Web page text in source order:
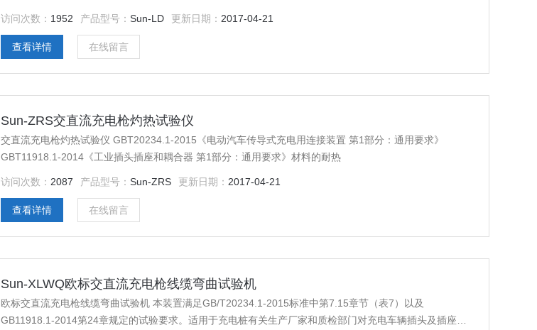
访问次数： 1952 产品型号：Sun-LD 更新日期： 2017-04-21
查看详情 在线留言
Sun-ZRS交直流充电枪灼热试验仪
交直流充电枪灼热试验仪 GBT20234.1-2015《电动汽车传导式充电用连接装置 第1部分：通用要求》
GBT11918.1-2014《工业插头插座和耦合器 第1部分：通用要求》材料的耐热
访问次数： 2087 产品型号：Sun-ZRS 更新日期： 2017-04-21
查看详情 在线留言
Sun-XLWQ欧标交直流充电枪线缆弯曲试验机
欧标交直流充电枪线缆弯曲试验机 本装置满足GB/T20234.1-2015标准中第7.15章节（表7）以及
GB11918.1-2014第24章规定的试验要求。适用于充电桩有关生产厂家和质检部门对充电车辆插头及插座的